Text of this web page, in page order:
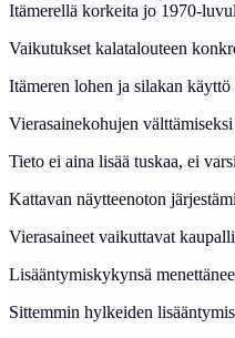
Itämerellä korkeita jo 1970-
Vaikutukset kalatalouteen
Itämeren lohen ja silakan
Vierasainekohujen
Tieto ei aina lisää tuskaa, ei
Kattavan näytteenoton
Vierasaineet vaikuttavat
Lisääntymiskykynsä
Sittemmin hylkeiden